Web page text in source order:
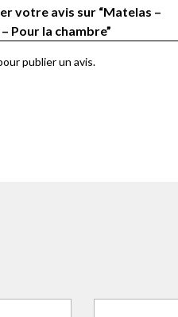
votre avis sur “Matelas –
Pour la chambre”
publier un avis.